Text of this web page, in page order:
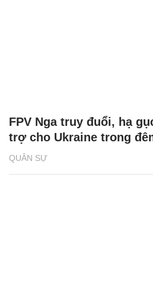
QUÂN SỰ
FPV Nga truy đuổi, hạ
trợ cho Ukraine trong